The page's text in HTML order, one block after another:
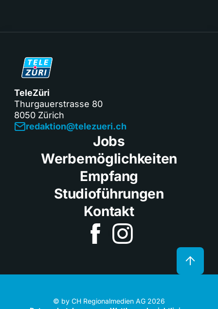
TeleZüri
Thurgauerstrasse 80
8050 Zürich
redaktion@telezueri.ch
Jobs
Werbemöglichkeiten
Empfang
Studioführungen
Kontakt
© by CH Regionalmedien AG 2026